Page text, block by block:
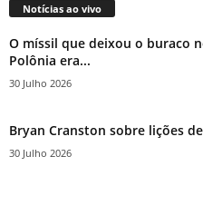
Notícias ao vivo
O míssil que deixou o buraco
Polônia era...
30 Julho 2026
Bryan Cranston sobre lições
30 Julho 2026